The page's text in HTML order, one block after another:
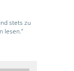
stets zu
lesen.“